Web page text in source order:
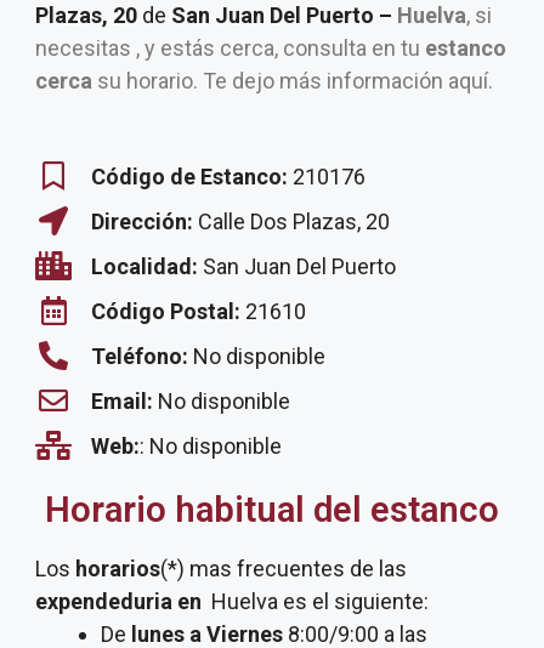
Plazas, 20 de San Juan Del Puerto – Huelva, si
necesitas , y estás cerca, consulta en tu estanco
cerca su horario. Te dejo más información aquí.
Código de Estanco: 210176
Dirección: Calle Dos Plazas, 20
Localidad: San Juan Del Puerto
Código Postal: 21610
Teléfono: No disponible
Email: No disponible
Web:: No disponible
Horario habitual del estanco
Los horarios(*) mas frecuentes de las
expendeduria en Huelva es el siguiente:
De lunes a Viernes 8:00/9:00 a las